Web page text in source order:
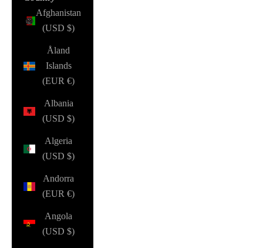
Afghanistan
(USD $)
Åland
Islands
(EUR €)
Albania
(USD $)
Algeria
(USD $)
Andorra
(EUR €)
Angola
(USD $)